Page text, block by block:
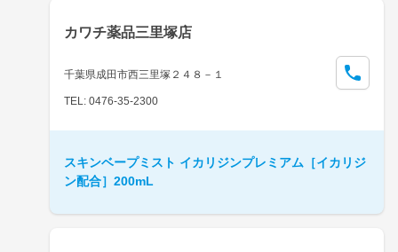
カワチ薬品三里塚店
千葉県成田市西三里塚２４８－１
TEL: 0476-35-2300
スキンベープミスト イカリジンプレミアム［イカリジ
ン配合］200mL